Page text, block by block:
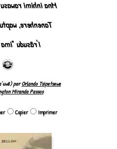
u iwe nhihâdâ
teza apa
asawidi"
parOrlando Tsipetsewe
Miranda Passos
Copier Imprimer